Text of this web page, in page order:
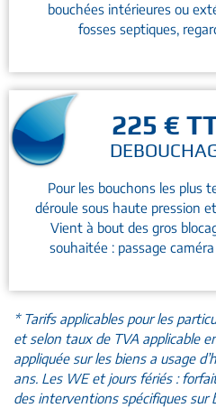
bouchées intérieures ou
fosses septiques,
225 €
Pour les bouchons les plus
déroule sous haute pression
Vient à bout des gros
souhaitée : passage
* Tarifs applicables pour les
et selon taux de TVA applicable
appliquée sur les biens a usage
ans. Les WE et jours fériés :
des interventions spécifiques sur